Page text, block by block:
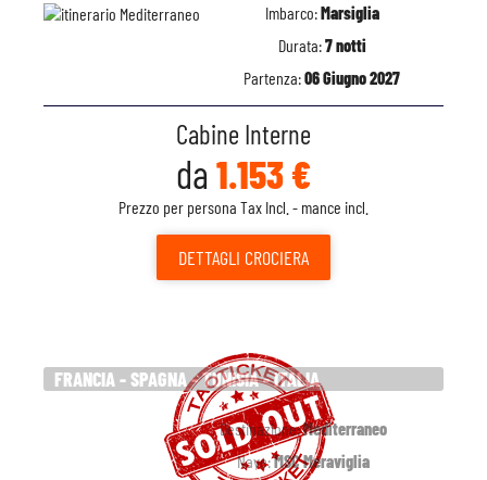
Imbarco:Marsiglia
Durata:7 notti
Partenza:06 Giugno 2027
Cabine Interne
da 1.153 €
Prezzo per persona Tax Incl. - mance incl.
DETTAGLI CROCIERA
FRANCIA - SPAGNA - TUNISIA - ITALIA
Destinazione:Mediterraneo
Nave:MSC Meraviglia